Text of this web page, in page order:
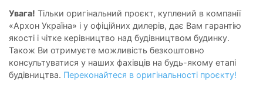
Увага! Тільки оригінальний проєкт, куплений в компанії
«Архон Україна» і у офіційних дилерів, дає Вам гарантію
якості і чітке керівництво над будівництвом будинку.
Також Ви отримуєте можливість безкоштовно
консультуватися у наших фахівців на будь-якому етапі
будівництва. Переконайтеся в оригінальності проєкту!